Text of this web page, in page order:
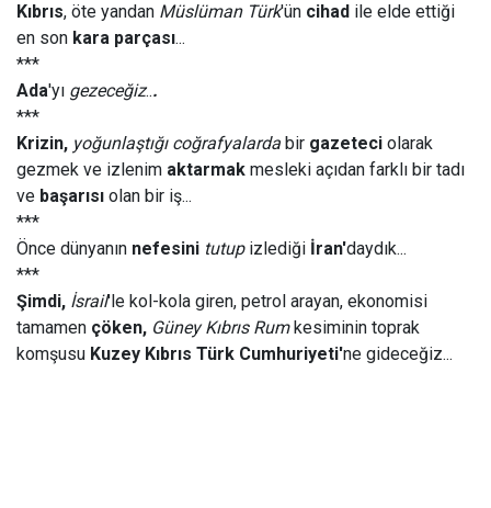
Kıbrıs, öte yandan Müslüman Türk'ün cihad ile elde ettiği
en son kara parçası...
***
Ada'yı gezeceğiz...
***
Krizin, yoğunlaştığı coğrafyalarda bir gazeteci olarak
gezmek ve izlenim aktarmak mesleki açıdan farklı bir tadı
ve başarısı olan bir iş...
***
Önce dünyanın nefesini tutup izlediği İran'daydık...
***
Şimdi, İsrail'le kol-kola giren, petrol arayan, ekonomisi
tamamen çöken, Güney Kıbrıs Rum kesiminin toprak
komşusu Kuzey Kıbrıs Türk Cumhuriyeti'ne gideceğiz...